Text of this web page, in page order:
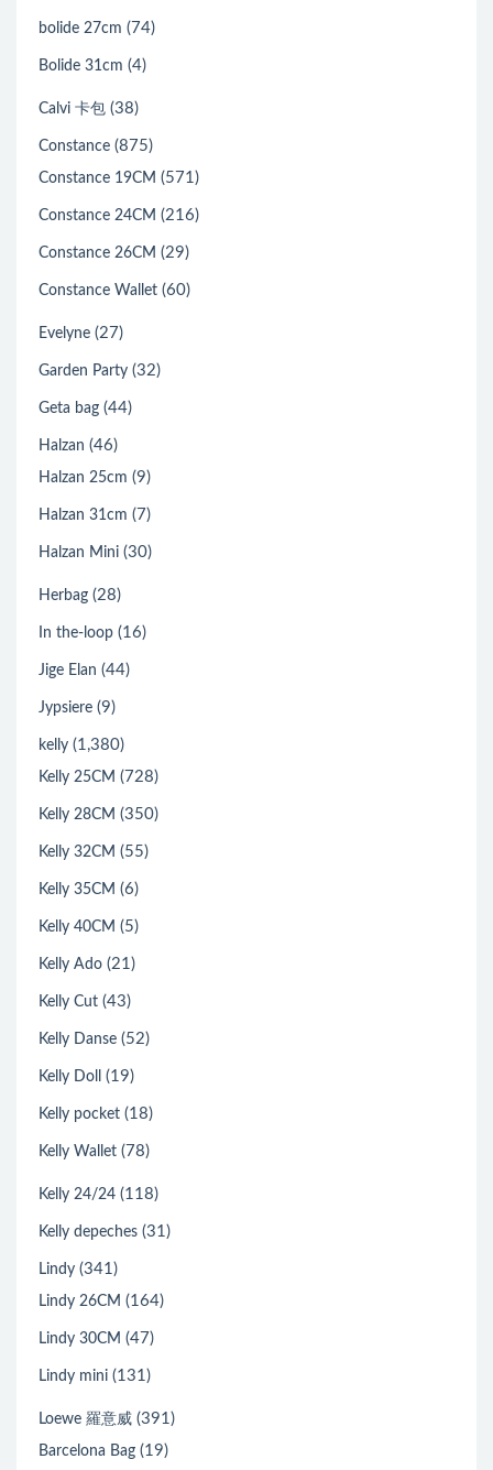
bolide 27cm (74)
Bolide 31cm (4)
Calvi 卡包 (38)
Constance (875)
Constance 19CM (571)
Constance 24CM (216)
Constance 26CM (29)
Constance Wallet (60)
Evelyne (27)
Garden Party (32)
Geta bag (44)
Halzan (46)
Halzan 25cm (9)
Halzan 31cm (7)
Halzan Mini (30)
Herbag (28)
In the-loop (16)
Jige Elan (44)
Jypsiere (9)
kelly (1,380)
Kelly 25CM (728)
Kelly 28CM (350)
Kelly 32CM (55)
Kelly 35CM (6)
Kelly 40CM (5)
Kelly Ado (21)
Kelly Cut (43)
Kelly Danse (52)
Kelly Doll (19)
Kelly pocket (18)
Kelly Wallet (78)
Kelly 24/24 (118)
Kelly depeches (31)
Lindy (341)
Lindy 26CM (164)
Lindy 30CM (47)
Lindy mini (131)
Loewe 羅意威 (391)
Barcelona Bag (19)